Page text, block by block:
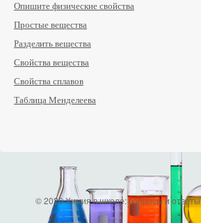
Опишите физические свойства
Простые вещества
Разделить вещества
Свойства вещества
Свойства сплавов
Таблица Менделеева
© 2026 Химия в школе: вопросы и ответы